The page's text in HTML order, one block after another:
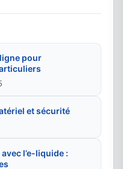
pour
et sécurité
l’e-liquide :